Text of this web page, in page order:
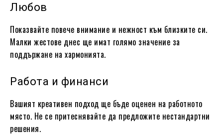
Любов
Показвайте повече внимание и нежност към близките си.
Малки жестове днес ще имат голямо значение за
поддържане на хармонията.
Работа и финанси
Вашият креативен подход ще бъде оценен на работното
място. Не се притеснявайте да предложите нестандартни
решения.